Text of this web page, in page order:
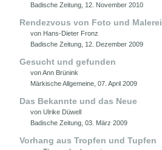
Badische Zeitung, 12. November 2010
Rendezvous von Foto und Malerei
von Hans-Dieter Fronz
Badische Zeitung, 12. Dezember 2009
Gesucht und gefunden
von Ann Brünink
Märkische Allgemeine, 07. April 2009
Das Bekannte und das Neue
von Ulrike Düwell
Badische Zeitung, 03. März 2009
Vorhang aus Tropfen und Tupfen